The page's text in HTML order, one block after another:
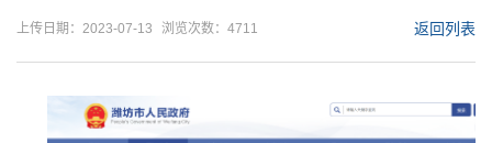
上传日期：2023-07-13 浏览次数：4711 返回列表